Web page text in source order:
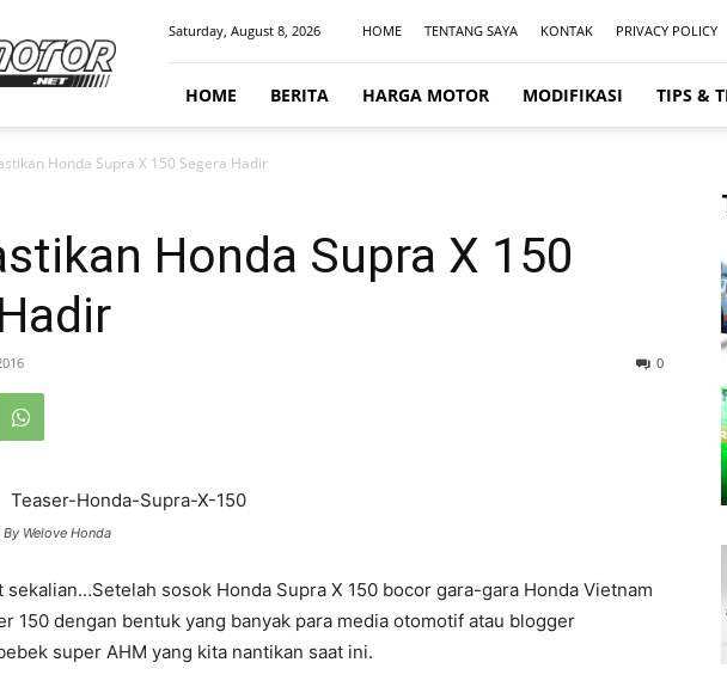
Saturday, August 8, 2026 HOME TENTANG SAYA KONTAK PRIVACY POLICY
HOME BERITA HARGA MOTOR MODIFIKASI TIPS &
Honda Supra X 150 Segera Hadir
Honda Supra X 150
0
Welove Honda
sekalian…Setelah sosok Honda Supra X 150 bocor gara-gara Honda Vietnam
150 dengan bentuk yang banyak para media otomotif atau blogger
super AHM yang kita nantikan saat ini.